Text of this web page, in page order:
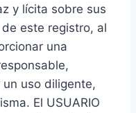
y lícita sobre sus
este registro, al
una
uso diligente,
El USUARIO